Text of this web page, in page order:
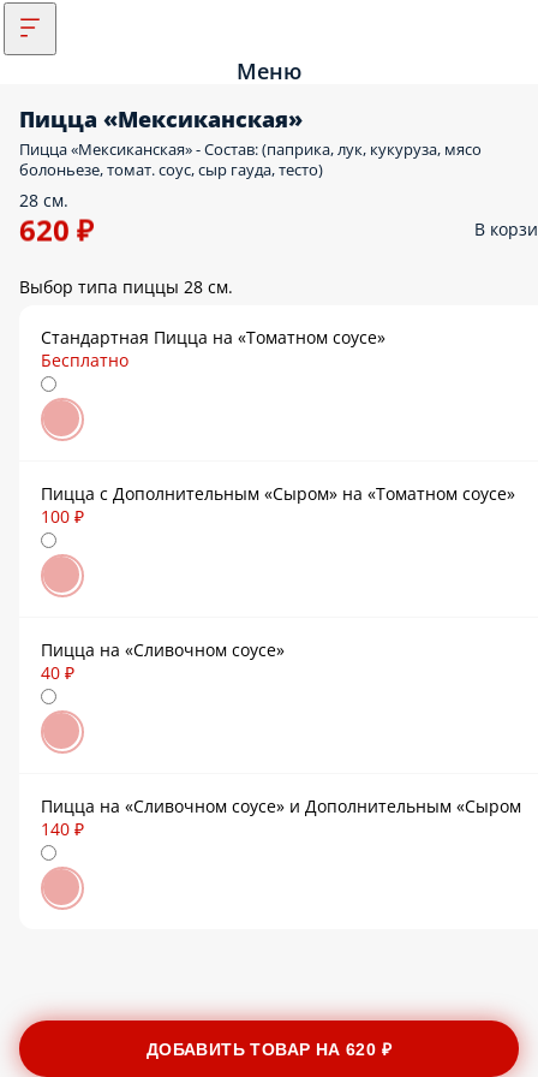
Меню
Пицца «Мексиканская»
Пицца «Мексиканская» - Состав: (паприка, лук, кукуруза, мясо
болоньезе, томат. соус, сыр гауда, тесто)
28 см.
620 ₽ В
Выбор типа пиццы 28 см.
Стандартная Пицца на «Томатном соусе»
Бесплатно
Пицца с Дополнительным «Сыром» на «Томатном соусе»
100 ₽
Пицца на «Сливочном соусе»
40 ₽
Пицца на «Сливочном соусе» и Дополнительным «Сыром
140 ₽
ДОБАВИТЬ ТОВАР НА620 ₽